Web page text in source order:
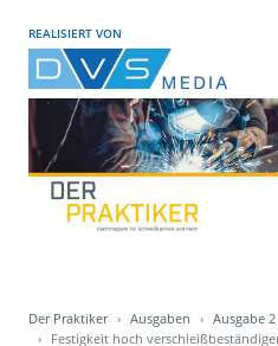
REALISIERT VON
Der Praktiker Ausgaben
Ausgabe 2
Festigkeit hoch